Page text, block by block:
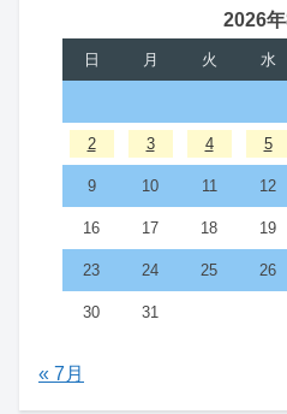
2026年
日 月 火 水
2 3 4 5
9 10 11 12
16 17 18 19
23 24 25 26
30 31
« 7月